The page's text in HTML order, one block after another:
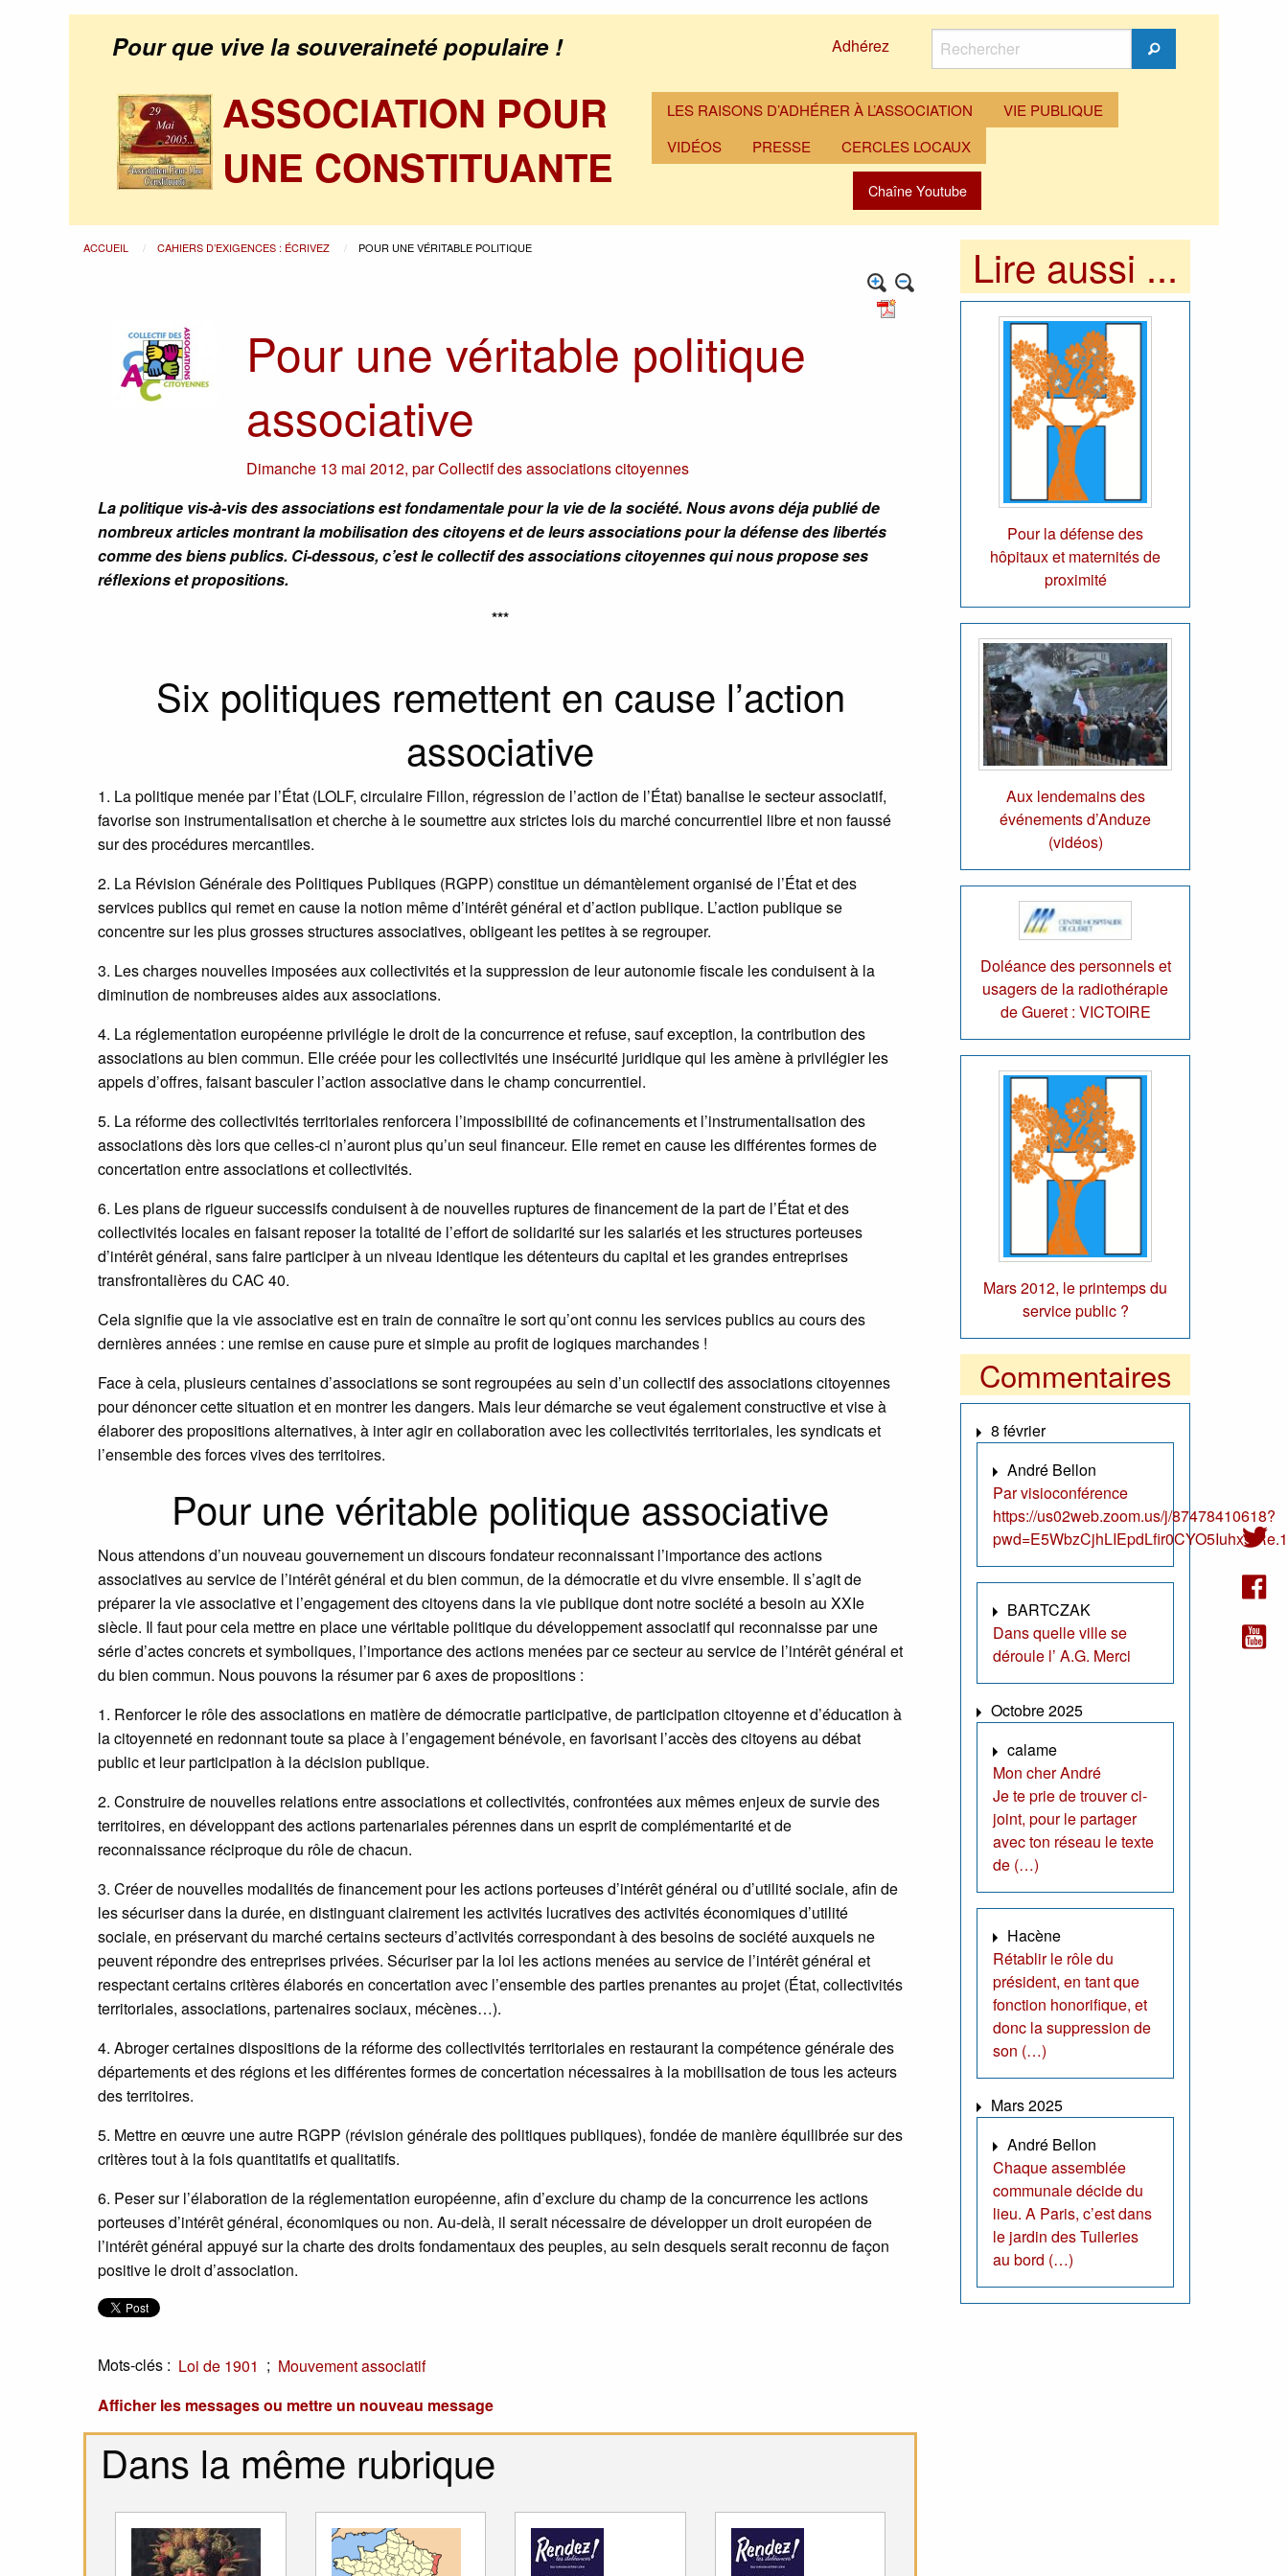
Pour que vive la souveraineté populaire ! Adhérez
Rechercher
Rechercher
ASSOCIATION POUR
UNE CONSTITUANTE
LES RAISONS D’ADHÉRER À L’ASSOCIATION
VIE PUBLIQUE
VIDÉOS
PRESSE CERCLES LOCAUX
Chaîne Youtube
ACCUEIL CAHIERS D’EXIGENCES : ÉCRIVEZ POUR UNE VÉRITABLE POLITIQUE
Pour une véritable politique
associative
Dimanche 13 mai 2012,parCollectif des associations citoyennes
La politique vis-à-vis des associations est fondamentale pour la vie de la société. Nous avons déja publié de
nombreux articles montrant la mobilisation des citoyens et de leurs associations pour la défense des libertés
comme des biens publics. Ci-dessous, c’est le collectif des associations citoyennes qui nous propose ses
réflexions et propositions.
***
Six politiques remettent en cause l’action
associative
1. La politique menée par l’État (LOLF, circulaire Fillon, régression de l’action de l’État) banalise le secteur associatif,
favorise son instrumentalisation et cherche à le soumettre aux strictes lois du marché concurrentiel libre et non faussé
sur des procédures mercantiles.
2. La Révision Générale des Politiques Publiques (RGPP) constitue un démantèlement organisé de l’État et des
services publics qui remet en cause la notion même d’intérêt général et d’action publique. L’action publique se
concentre sur les plus grosses structures associatives, obligeant les petites à se regrouper.
3. Les charges nouvelles imposées aux collectivités et la suppression de leur autonomie fiscale les conduisent à la
diminution de nombreuses aides aux associations.
4. La réglementation européenne privilégie le droit de la concurrence et refuse, sauf exception, la contribution des
associations au bien commun. Elle créée pour les collectivités une insécurité juridique qui les amène à privilégier les
appels d’offres, faisant basculer l’action associative dans le champ concurrentiel.
5. La réforme des collectivités territoriales renforcera l’impossibilité de cofinancements et l’instrumentalisation des
associations dès lors que celles-ci n’auront plus qu’un seul financeur. Elle remet en cause les différentes formes de
concertation entre associations et collectivités.
6. Les plans de rigueur successifs conduisent à de nouvelles ruptures de financement de la part de l’État et des
collectivités locales en faisant reposer la totalité de l’effort de solidarité sur les salariés et les structures porteuses
d’intérêt général, sans faire participer à un niveau identique les détenteurs du capital et les grandes entreprises
transfrontalières du CAC 40.
Cela signifie que la vie associative est en train de connaître le sort qu’ont connu les services publics au cours des
dernières années : une remise en cause pure et simple au profit de logiques marchandes !
Face à cela, plusieurs centaines d’associations se sont regroupées au sein d’un collectif des associations citoyennes
pour dénoncer cette situation et en montrer les dangers. Mais leur démarche se veut également constructive et vise à
élaborer des propositions alternatives, à inter agir en collaboration avec les collectivités territoriales, les syndicats et
l’ensemble des forces vives des territoires.
Pour une véritable politique associative
Nous attendons d’un nouveau gouvernement un discours fondateur reconnaissant l’importance des actions
associatives au service de l’intérêt général et du bien commun, de la démocratie et du vivre ensemble. Il s’agit de
préparer la vie associative et l’engagement des citoyens dans la vie publique dont notre société a besoin au XXIe
siècle. Il faut pour cela mettre en place une véritable politique du développement associatif qui reconnaisse par une
série d’actes concrets et symboliques, l’importance des actions menées par ce secteur au service de l’intérêt général et
du bien commun. Nous pouvons la résumer par 6 axes de propositions :
1. Renforcer le rôle des associations en matière de démocratie participative, de participation citoyenne et d’éducation à
la citoyenneté en redonnant toute sa place à l’engagement bénévole, en favorisant l’accès des citoyens au débat
public et leur participation à la décision publique.
2. Construire de nouvelles relations entre associations et collectivités, confrontées aux mêmes enjeux de survie des
territoires, en développant des actions partenariales pérennes dans un esprit de complémentarité et de
reconnaissance réciproque du rôle de chacun.
3. Créer de nouvelles modalités de financement pour les actions porteuses d’intérêt général ou d’utilité sociale, afin de
les sécuriser dans la durée, en distinguant clairement les activités lucratives des activités économiques d’utilité
sociale, en préservant du marché certains secteurs d’activités correspondant à des besoins de société auxquels ne
peuvent répondre des entreprises privées. Sécuriser par la loi les actions menées au service de l’intérêt général et
respectant certains critères élaborés en concertation avec l’ensemble des parties prenantes au projet (État, collectivités
territoriales, associations, partenaires sociaux, mécènes…).
4. Abroger certaines dispositions de la réforme des collectivités territoriales en restaurant la compétence générale des
départements et des régions et les différentes formes de concertation nécessaires à la mobilisation de tous les acteurs
des territoires.
5. Mettre en œuvre une autre RGPP (révision générale des politiques publiques), fondée de manière équilibrée sur des
critères tout à la fois quantitatifs et qualitatifs.
6. Peser sur l’élaboration de la réglementation européenne, afin d’exclure du champ de la concurrence les actions
porteuses d’intérêt général, économiques ou non. Au-delà, il serait nécessaire de développer un droit européen de
l’intérêt général appuyé sur la charte des droits fondamentaux des peuples, au sein desquels serait reconnu de façon
positive le droit d’association.
Mots-clés : Loi de 1901 ; Mouvement associatif
Afficher les messages ou mettre un nouveau message
Dans la même rubrique
Lire aussi ...
Pour la défense des
hôpitaux et maternités de
proximité
Aux lendemains des
événements d’Anduze
(vidéos)
Doléance des personnels et
usagers de la radiothérapie
de Gueret : VICTOIRE
Mars 2012, le printemps du
service public ?
Commentaires
8 février
André Bellon
Par visioconférence
https://us02web.zoom.us/j/87478410618?
BARTCZAK
Dans quelle ville se
déroule l’ A.G. Merci
Octobre 2025
calame
Mon cher André
Je te prie de trouver ci-
joint, pour le partager
avec ton réseau le texte
de (…)
Hacène
Rétablir le rôle du
président, en tant que
fonction honorifique, et
donc la suppression de
son (…)
Mars 2025
André Bellon
Chaque assemblée
communale décide du
lieu. A Paris, c’est dans
le jardin des Tuileries
au bord (…)